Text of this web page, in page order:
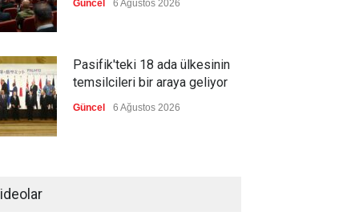
Güncel 6 Ağustos 2026
Pasifik'teki 18 ada ülkesinin
temsilcileri bir araya geliyor
Güncel 6 Ağustos 2026